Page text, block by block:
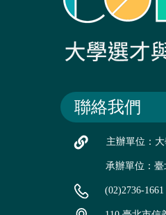
聯絡我們
主辦單位：
承辦單位：
(02)2736-